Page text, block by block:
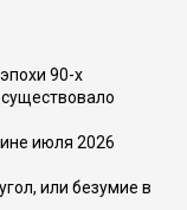
90-х
июля 2026
или безумие в